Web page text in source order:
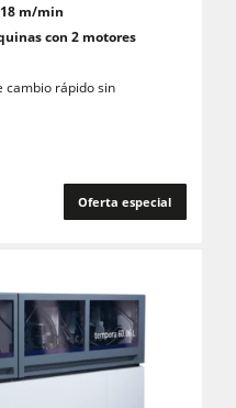
m/min
con 2 motores
cambio rápido sin
Oferta especial